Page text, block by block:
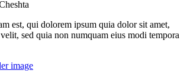
est, qui dolorem ipsum quia dolor sit amet,
sed quia non numquam eius modi tempora